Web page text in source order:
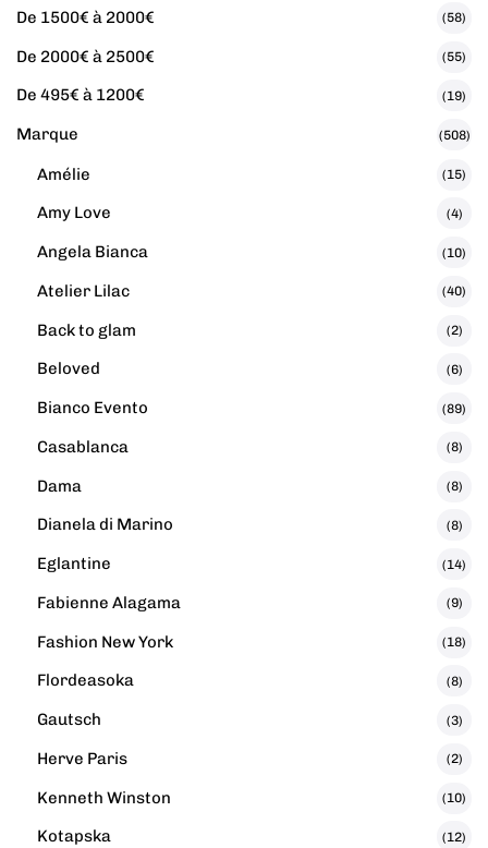
De 1500€ à 2000€ (58)
De 2000€ à 2500€ (55)
De 495€ à 1200€ (19)
Marque (508)
Amélie (15)
Amy Love (4)
Angela Bianca (10)
Atelier Lilac (40)
Back to glam (2)
Beloved (6)
Bianco Evento (89)
Casablanca (8)
Dama (8)
Dianela di Marino (8)
Eglantine (14)
Fabienne Alagama (9)
Fashion New York (18)
Flordeasoka (8)
Gautsch (3)
Herve Paris (2)
Kenneth Winston (10)
Kotapska (12)